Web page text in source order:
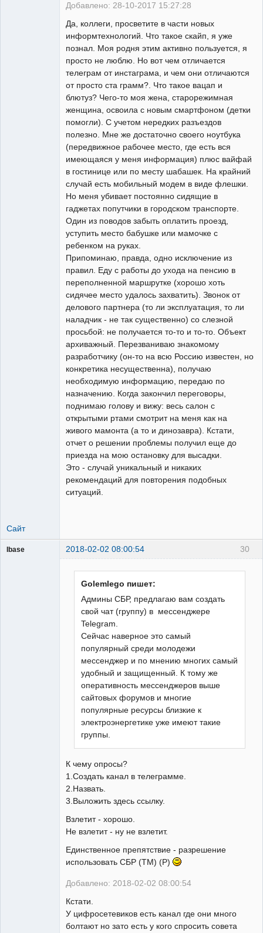
Добавлено: 28-10-2017 15:27:28
Да, коллеги, просветите в части новых
информтехнологий. Что такое скайп, я уже
познал. Моя родня этим активно пользуется, я
просто не люблю. Но вот чем отличается
телеграм от инстаграма, и чем они отличаются
от просто ста грамм?. Что такое вацап и
блютуз? Чего-то моя жена, старорежимная
женщина, освоила с новым смартфоном (детки
помогли). С учетом нередких разъездов
полезно. Мне же достаточно своего ноутбука
(передвижное рабочее место, где есть вся
имеющаяся у меня информация) плюс вайфай
в гостинице или по месту шабашек. На крайний
случай есть мобильный модем в виде флешки.
Но меня убивает постоянно сидящие в
гаджетах попутчики в городском транспорте.
Один из поводов забыть оплатить проезд,
уступить место бабушке или мамочке с
ребенком на руках.
Припоминаю, правда, одно исключение из
правил. Еду с работы до ухода на пенсию в
переполненной маршрутке (хорошо хоть
сидячее место удалось захватить). Звонок от
делового партнера (то ли эксплуатация, то ли
наладчик - не так существенно) со слезной
просьбой: не получается то-то и то-то. Объект
архиважный. Перезваниваю знакомому
разработчику (он-то на всю Россию известен, но
конкретика несущественна), получаю
необходимую информацию, передаю по
назначению. Когда закончил переговоры,
поднимаю голову и вижу: весь салон с
открытыми ртами смотрит на меня как на
живого мамонта (а то и динозавра). Кстати,
отчет о решении проблемы получил еще до
приезда на мою остановку для высадки.
Это - случай уникальный и никаких
рекомендаций для повторения подобных
ситуаций.
Сайт
30
Ibase 2018-02-02 08:00:54
Golemlego пишет:
Админы СБР, предлагаю вам создать
свой чат (группу) в мессенджере
Telegram.
Сейчас наверное это самый
популярный среди молодежи
мессенджер и по мнению многих самый
удобный и защищенный. К тому же
оперативность мессенджеров выше
сайтовых форумов и многие
популярные ресурсы близкие к
электроэнергетике уже имеют такие
группы.
К чему опросы?
1.Создать канал в телеграмме.
2.Назвать.
3.Выложить здесь ссылку.
Взлетит - хорошо.
Не взлетит - ну не взлетит.
Единственное препятствие - разрешение
использовать СБР (ТМ) (Р)
Добавлено: 2018-02-02 08:00:54
Кстати.
У цифросетевиков есть канал где они много
болтают но зато есть у кого спросить совета